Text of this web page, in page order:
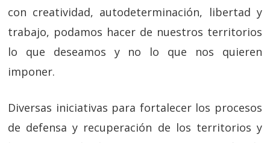
con creatividad, autodeterminación, libertad y
trabajo, podamos hacer de nuestros territorios
lo que deseamos y no lo que nos quieren
imponer.
Diversas iniciativas para fortalecer los procesos
de defensa y recuperación de los territorios y